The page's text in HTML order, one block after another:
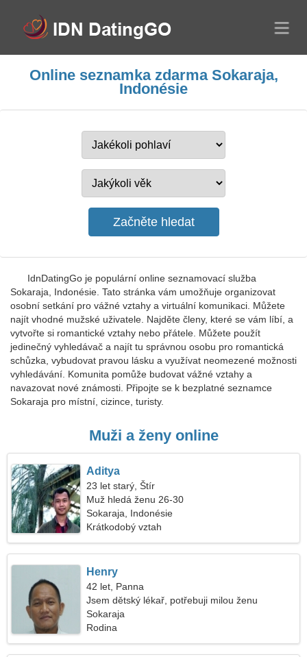
Online seznamka zdarma Sokaraja,
Indonésie
IdnDatingGo je populární online seznamovací služba
Sokaraja, Indonésie. Tato stránka vám umožňuje organizovat
osobní setkání pro vážné vztahy a virtuální komunikaci. Můžete
najít vhodné mužské uživatele. Najděte členy, které se vám líbí, a
vytvořte si romantické vztahy nebo přátele. Můžete použít
jedinečný vyhledávač a najít tu správnou osobu pro romantická
schůzka, vybudovat pravou lásku a využívat neomezené možnosti
vyhledávání. Komunita pomůže budovat vážné vztahy a
navazovat nové známosti. Připojte se k bezplatné seznamce
Sokaraja pro místní, cizince, turisty.
Muži a ženy online
Aditya
23 let starý, Štír
Muž hledá ženu 26-30
Sokaraja, Indonésie
Krátkodobý vztah
Henry
42 let, Panna
Jsem dětský lékař, potřebuji milou ženu
Sokaraja
Rodina